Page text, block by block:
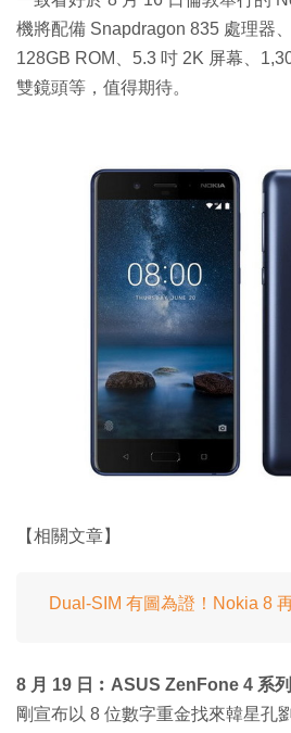
機將配備 Snapdragon 835 處理器
128GB ROM、5.3 吋 2K 屏幕、
雙鏡頭等，值得期待。
【相關文章】
Dual-SIM 有圖為證！Nokia 8
8 月 19 日︰ASUS ZenFone 4 系列
剛宣布以 8 位數字重金找來韓星孔